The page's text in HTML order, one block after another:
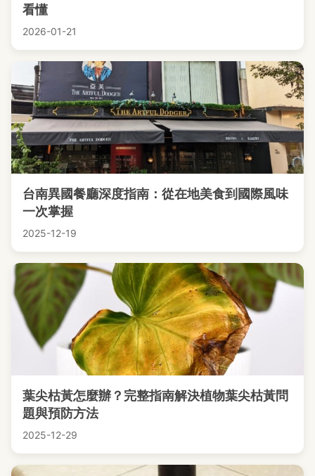
看懂
2026-01-21
台南異國餐廳深度指南：從在地美食到國際風味
一次掌握
2025-12-19
葉尖枯黃怎麼辦？完整指南解決植物葉尖枯黃問
題與預防方法
2025-12-29